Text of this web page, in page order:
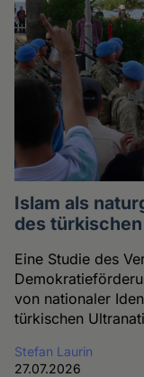
Islam als
des
Eine Studie des
von nationaler
türkischen
Stefan Laurin
27.07.2026